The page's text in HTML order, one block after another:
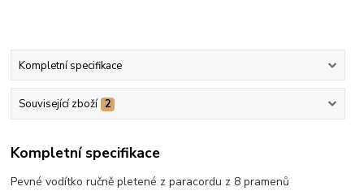
Kompletní specifikace
Související zboží 2
Kompletní specifikace
Pevné vodítko ručně pletené z paracordu z 8 pramenů